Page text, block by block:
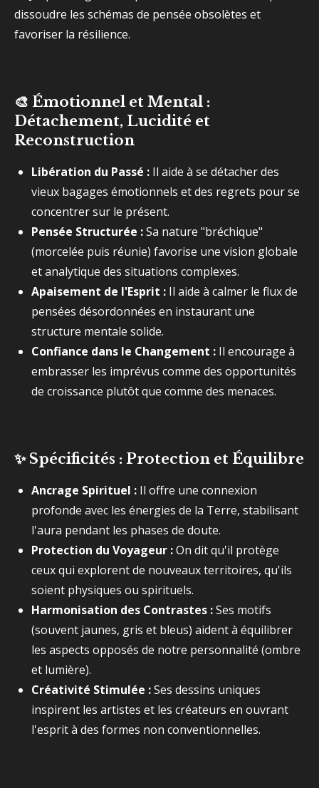
dissoudre les schémas de pensée obsolètes et
favoriser la résilience.
🎨 Émotionnel et Mental :
Détachement, Lucidité et
Reconstruction
Libération du Passé : Il aide à se détacher des
vieux bagages émotionnels et des regrets pour se
concentrer sur le présent.
Pensée Structurée :Sa nature "bréchique"
(morcelée puis réunie) favorise une vision globale
et analytique des situations complexes.
Apaisement de l'Esprit : Il aide à calmer le flux de
pensées désordonnées en instaurant une
structure mentale solide.
Confiance dans le Changement : Il encourage à
embrasser les imprévus comme des opportunités
de croissance plutôt que comme des menaces.
✨Spécificités : Protection et Équilibre
Ancrage Spirituel : Il offre une connexion
profonde avec les énergies de la Terre, stabilisant
l'aura pendant les phases de doute.
Protection du Voyageur :On dit qu'il protège
ceux qui explorent de nouveaux territoires, qu'ils
soient physiques ou spirituels.
Harmonisation des Contrastes :Ses motifs
(souvent jaunes, gris et bleus) aident à équilibrer
les aspects opposés de notre personnalité (ombre
et lumière).
Créativité Stimulée :Ses dessins uniques
inspirent les artistes et les créateurs en ouvrant
l'esprit à des formes non conventionnelles.